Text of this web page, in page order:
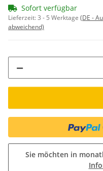
Sofort verfügbar
Lieferzeit:3 - 5 Werktage (DE -
abweichend)
Sie möchten in